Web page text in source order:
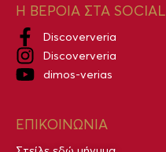
Η ΒΕΡΟΙΑ ΣΤΑ SOCIAL
Discoververia
Discoververia
dimos-verias
ΕΠΙΚΟΙΝΩΝΙΑ